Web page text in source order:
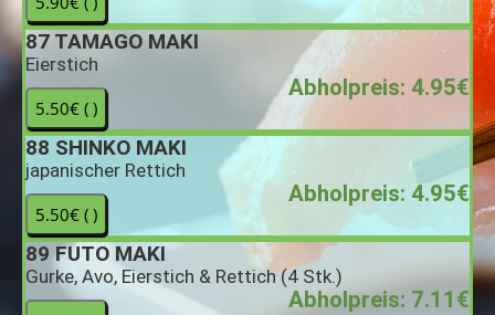
87 TAMAGO MAKI
Eierstich
Abholpreis: 4.95€
88 SHINKO MAKI
japanischer Rettich
Abholpreis: 4.95€
89 FUTO MAKI
Gurke, Avo, Eierstich & Rettich (4 Stk.)
Abholpreis: 7.11€